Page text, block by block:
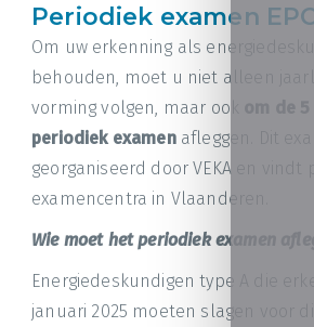
Periodiek examen
Om uw erkenning als
behouden, moet u niet alleen
vorming volgen, maar ook
periodiek examenafleggen. Dit
georganiseerd door VEKA en vindt
examencentra in Vlaanderen.
Wie moet het periodiek examen
Energiedeskundigen type A die
januari 2025 moeten slagen voor